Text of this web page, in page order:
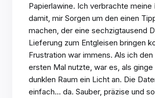
Papierlawine. Ich verbrachte meine
damit, mir Sorgen um den einen
machen, der eine sechzigtausend
Lieferung zum Entgleisen bringen
Frustration war immens. Als ich
ersten Mal nutzte, war es, als ginge
dunklen Raum ein Licht an. Die
einfach... da. Sauber, präzise und